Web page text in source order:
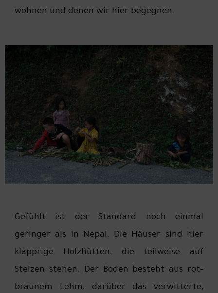
wohnen und denen wir hier begegnen.
Gefühlt ist der Standard noch einmal
geringer als in Nepal. Die Häuser sind hier
klapprige Holzhütten, die teilweise auf
Stelzen stehen. Der Boden besteht aus rot-
braunem Lehm, darüber das verwitterte,